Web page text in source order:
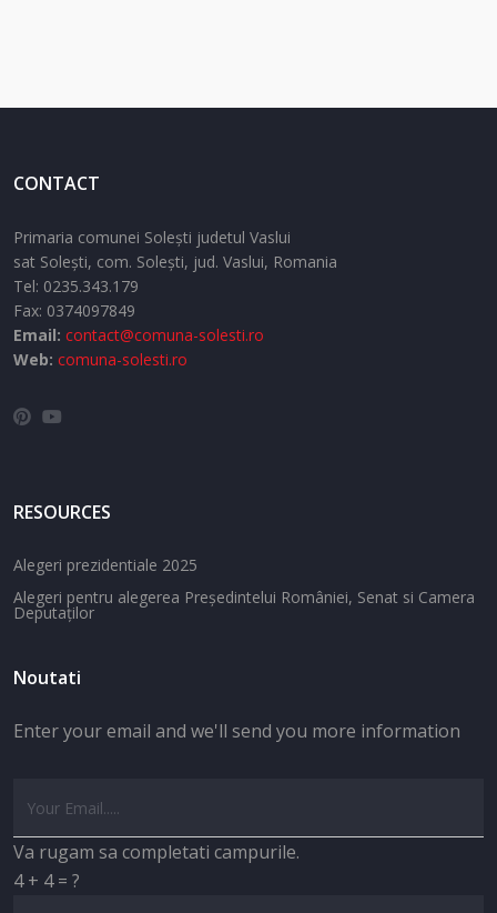
CONTACT
Primaria comunei Solești judetul Vaslui
sat Solești, com. Solești, jud. Vaslui, Romania
Tel: 0235.343.179
Fax: 0374097849
Email: contact@comuna-solesti.ro
Web: comuna-solesti.ro
RESOURCES
Alegeri prezidentiale 2025
Alegeri pentru alegerea Președintelui României, Senat si Camera
Deputaților
Noutati
Enter your email and we'll send you more information
Va rugam sa completati campurile.
4 + 4 = ?